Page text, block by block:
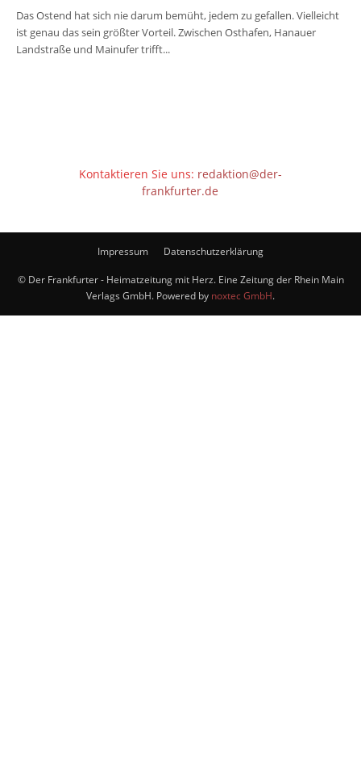
Das Ostend hat sich nie darum bemüht, jedem zu gefallen. Vielleicht
ist genau das sein größter Vorteil. Zwischen Osthafen, Hanauer
Landstraße und Mainufer trifft...
Kontaktieren Sie uns: redaktion@der-
frankfurter.de
Impressum Datenschutzerklärung
© Der Frankfurter - Heimatzeitung mit Herz. Eine Zeitung der Rhein Main
Verlags GmbH. Powered by noxtec GmbH.